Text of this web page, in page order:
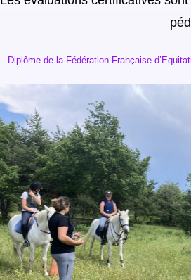
Diplôme de la Fédération Française